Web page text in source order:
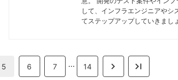
して、インフラエンジニアやシ
てステップアップしていきまし
5 6 7 … 14